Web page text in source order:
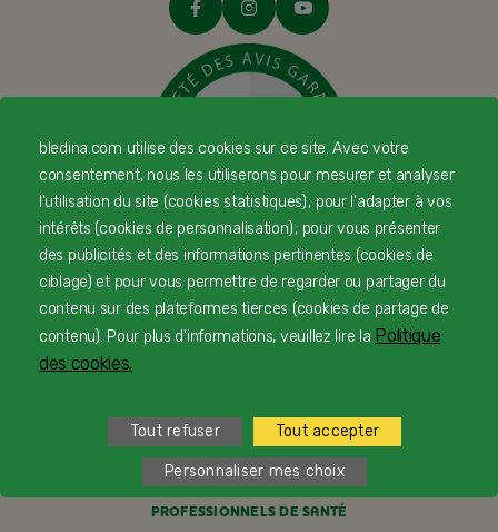
© Copyright Blédina 2025. Tous droits réservés
LIVRAISON
PAIEMENT SÉCURISÉ
PROFESSIONNELS DE SANTÉ
bledina.com utilise des cookies sur ce site. Avec votre
consentement, nous les utiliserons pour mesurer et analyser
l'utilisation du site (cookies statistiques) ; pour l'adapter à vos
intérêts (cookies de personnalisation) ; pour vous présenter
des publicités et des informations pertinentes (cookies de
ciblage) et pour vous permettre de regarder ou partager du
contenu sur des plateformes tierces (cookies de partage de
contenu). Pour plus d'informations, veuillez lire la Politique
des cookies.
Tout refuser Tout accepter
Personnaliser mes choix